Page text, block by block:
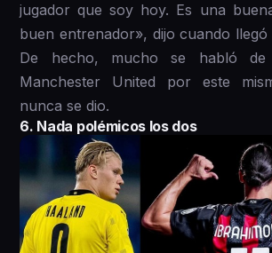
jugador que soy hoy. Es una
buen entrenador», dijo cuando llegó
De hecho, mucho se habló
Manchester United por este
nunca se dio.
6. Nada polémicos los dos